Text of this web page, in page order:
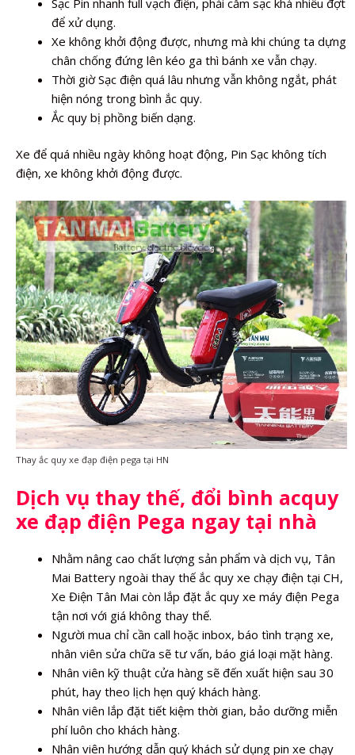
để xử dụng.
Xe không khởi động được, nhưng mà khi chúng ta dựng
chân chống đứng lên kéo ga thì bánh xe vẫn chạy.
Thời giờ Sạc điện quá lâu nhưng vẫn không ngắt, phát
hiện nóng trong bình ắc quy.
Ắc quy bị phồng biến dạng.
Xe để quá nhiều ngày không hoạt động, Pin Sạc không tích
điện, xe không khởi động được.
Thay ắc quy xe đạp điện pega tại HN
Dịch vụ thay thế, đổi bình acquy
xe đạp điện Pega ngay tại nhà
Nhằm nâng cao chất lượng sản phẩm và dịch vụ, Tân
Mai Battery ngoài thay thế ắc quy xe chạy điện tại CH,
Xe Điện Tân Mai còn lắp đặt ắc quy xe máy điện Pega
tận nơi với giá không thay thế.
Người mua chỉ cần call hoặc inbox, báo tình trạng xe,
nhân viên sửa chữa sẽ tư vấn, báo giá loại mặt hàng.
Nhân viên kỹ thuật cửa hàng sẽ đến xuất hiện sau 30
phút, hay theo lịch hẹn quý khách hàng.
Nhân viên lắp đặt tiết kiệm thời gian, bảo dưỡng miễn
phí luôn cho khách hàng.
Nhân viên hướng dẫn quý khách sử dụng pin xe chạy